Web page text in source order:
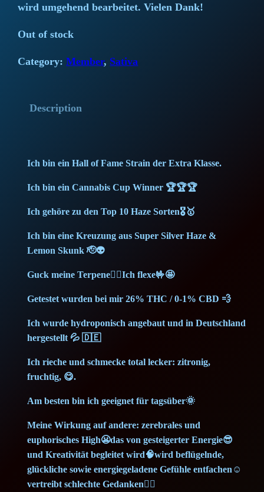
g
i
n
l
r
i
c
e
w
a
s
9
,
4
0
r
n
i
c
e
i
s
:
7
0
€
.
wird umgehend bearbeitet. Vielen Dank!
Out of stock
Category:Member, Sativa
Description
Ich bin ein Hall of Fame Strain der Extra Klasse.
Ich bin ein Cannabis Cup Winner 🏆🏆🏆
Ich gehöre zu den Top 10 Haze Sorten🎖️🥇
Ich bin eine Kreuzung aus Super Silver Haze &
Lemon Skunk 🫡👽
Guck meine Terpene🙂‍↕️Ich flexe🤟🤩
Getestet wurden bei mir 26% THC / 0-1% CBD 💨
Ich wurde hydroponisch angebaut und in Deutschland
hergestellt 💦 🇩🇪
Ich rieche und schmecke total lecker: zitronig,
fruchtig, 😋.
Am besten bin ich geeignet für tagsüber🌞
Meine Wirkung auf andere: zerebrales und
euphorisches High😬das von gesteigerter Energie😎
und Kreativität begleitet wird🧠wird beflügelnde,
glückliche sowie energiegeladene Gefühle entfachen☺️
vertreibt schlechte Gedanken💆‍♂️